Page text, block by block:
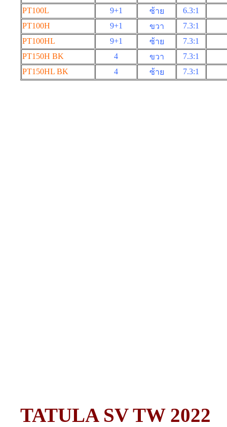
PT100L
9+1 ซ้าย 6.3:1
PT100H
9+1 ขวา 7.3:1
PT100HL
9+1 ซ้าย 7.3:1
PT150H BK
4 ขวา 7.3:1
PT150HL BK
4 ซ้าย 7.3:1
TATULA SV TW 2022